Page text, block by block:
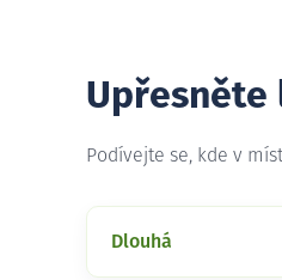
Upřesněte
Podívejte se, kde v
Dlouhá